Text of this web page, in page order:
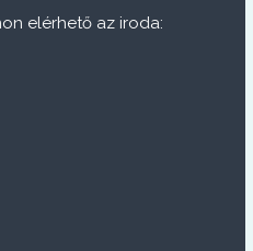
elérhető az iroda: